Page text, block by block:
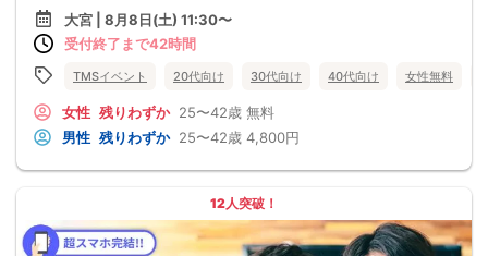
大宮 | 8月8日(土) 11:30〜
受付終了まで42時間
TMSイベント 20代向け 30代向け 40代向け 女性無料
女性 残りわずか 25〜42歳 無料
男性 残りわずか 25〜42歳 4,800円
12人突破！